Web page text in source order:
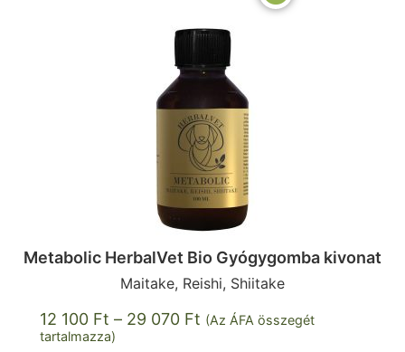
Metabolic HerbalVet Bio Gyógygomba kivonat
Maitake, Reishi, Shiitake
12 100 Ft – 29 070 Ft (Az ÁFA összegét
tartalmazza)